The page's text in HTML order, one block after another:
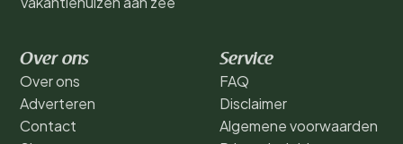
Over ons
Over ons
Adverteren
Contact
Service
FAQ
Disclaimer
Algemene voorwaarden